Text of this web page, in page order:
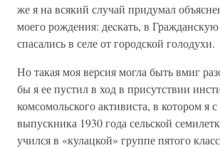
же я на всякий случай придумал
моего рождения: деcкать, в
спасались в селе от городской голодухи.
Но такая моя версия могла быть вмиг
бы я ее пустил в ход в присутствии
комсомольского активиста, в котором я
выпускника 1930 года сельской
учился в «кулацкой» группе пятого